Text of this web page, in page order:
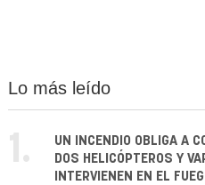
Lo más leído
1.
UN INCENDIO OBLIGA A
DOS HELICÓPTEROS Y
INTERVIENEN EN EL